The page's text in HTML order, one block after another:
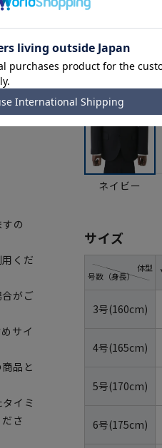
みパ
の
くだ
がご
サイ
品と
イミ
さ
カラー
ネイビー
サイズ
号数（身長）
体型
3号(160cm)
4号(165cm)
5号(170cm)
6号(175cm)